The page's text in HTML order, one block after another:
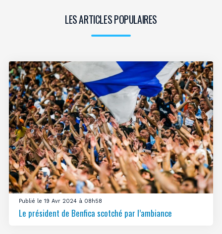
LES ARTICLES POPULAIRES
Publié le 19 Avr 2024 à 08h58
Le président de Benfica scotché par l’ambiance